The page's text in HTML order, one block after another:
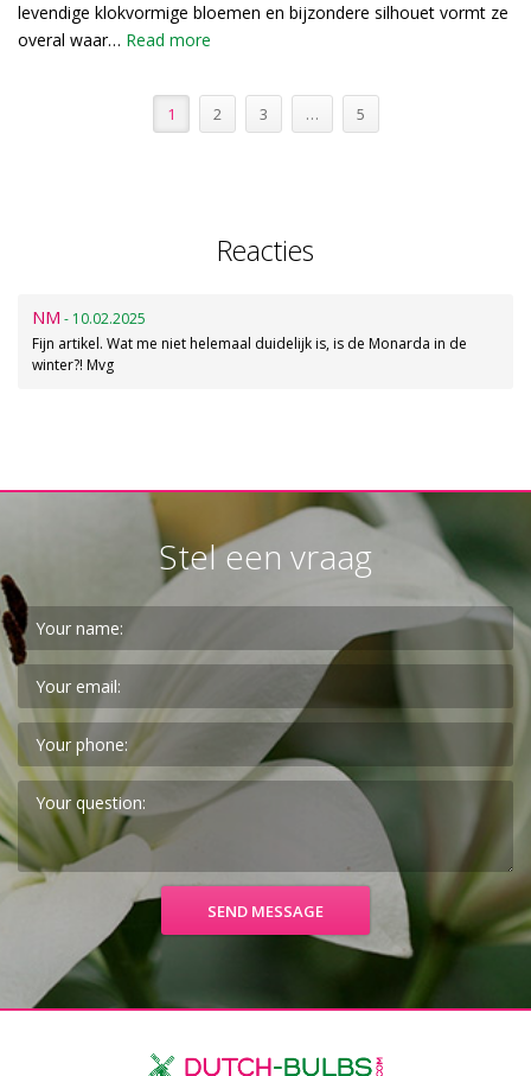
levendige klokvormige bloemen en bijzondere silhouet vormt ze
overal waar… Read more
1 2 3 … 5
Reacties
NM - 10.02.2025
Fijn artikel. Wat me niet helemaal duidelijk is, is de Monarda in de
winter?! Mvg
Stel een vraag